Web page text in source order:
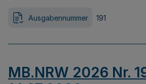
Ausgabennummer 191
MB.NRW 2026 Nr.